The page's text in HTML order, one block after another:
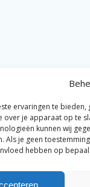
ervaringen te
over je apparaat op te
kunnen wij
Als je geen
hebben op
algemene